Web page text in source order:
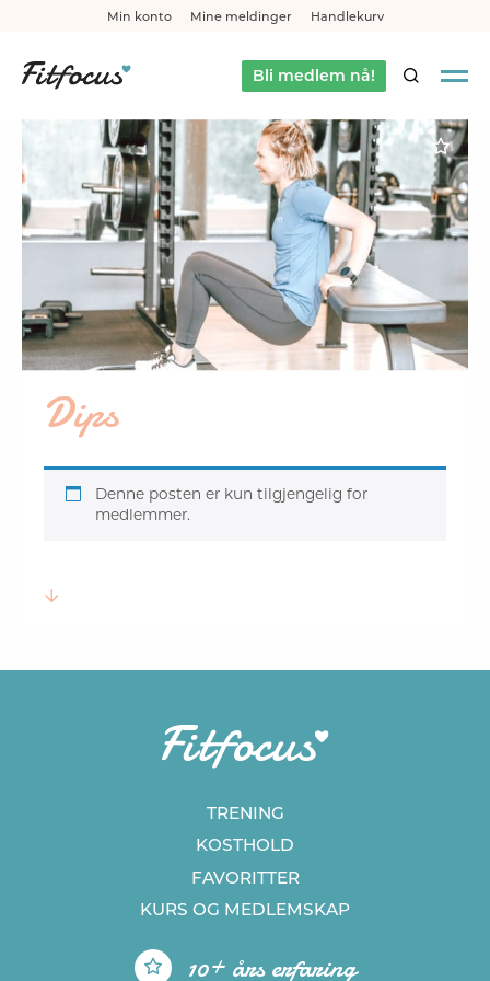
Min konto Mine meldinger Handlekurv
Bli medlem nå!SØK
Dips
Denne posten er kun tilgjengelig for
medlemmer.
TRENING
KOSTHOLD
FAVORITTER
KURS OG MEDLEMSKAP
10+ års erfaring